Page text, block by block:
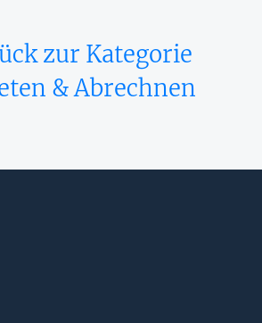
zur Kategorie
& Abrechnen